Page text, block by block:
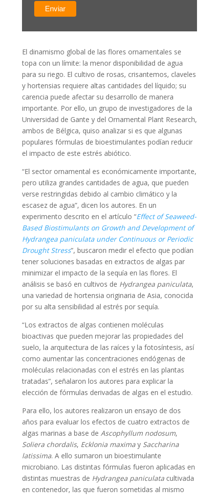
El dinamismo global de las flores ornamentales se
topa con un límite: la menor disponibilidad de agua
para su riego. El cultivo de rosas, crisantemos, claveles
y hortensias requiere altas cantidades del líquido; su
carencia puede afectar su desarrollo de manera
importante. Por ello, un grupo de investigadores de la
Universidad de Gante y del Ornamental Plant Research,
ambos de Bélgica, quiso analizar si es que algunas
populares fórmulas de bioestimulantes podían reducir
el impacto de este estrés abiótico.
“El sector ornamental es económicamente importante,
pero utiliza grandes cantidades de agua, que pueden
verse restringidas debido al cambio climático y la
escasez de agua”, dicen los autores. En un
experimento descrito en el artículo “Effect of Seaweed-
Based Biostimulants on Growth and Development of
Hydrangea paniculata under Continuous or Periodic
Drought Stress”, buscaron medir el efecto que podían
tener soluciones basadas en extractos de algas par
minimizar el impacto de la sequía en las flores. El
análisis se basó en cultivos de Hydrangea paniculata,
una variedad de hortensia originaria de Asia, conocida
por su alta sensibilidad al estrés por sequía.
“Los extractos de algas contienen moléculas
bioactivas que pueden mejorar las propiedades del
suelo, la arquitectura de las raíces y la fotosíntesis, así
como aumentar las concentraciones endógenas de
moléculas relacionadas con el estrés en las plantas
tratadas”, señalaron los autores para explicar la
elección de fórmulas derivadas de algas en el estudio.
Para ello, los autores realizaron un ensayo de dos
años para evaluar los efectos de cuatro extractos de
algas marinas a base de Ascophyllum nodosum,
Soliera chordalis, Ecklonia maximay Saccharina
latissima. A ello sumaron un bioestimulante
microbiano. Las distintas fórmulas fueron aplicadas en
distintas muestras de Hydrangea paniculatacultivada
en contenedor, las que fueron sometidas al mismo